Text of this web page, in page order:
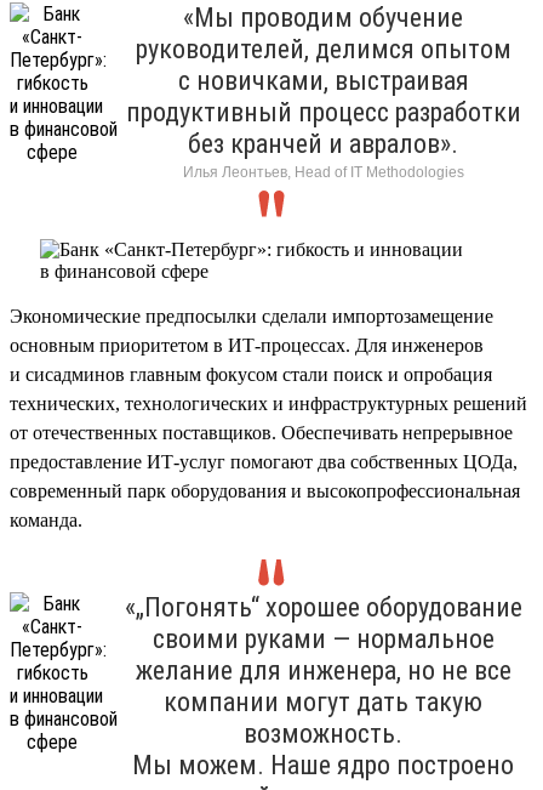
«Мы проводим обучение
руководителей, делимся опытом
с новичками, выстраивая
продуктивный процесс разработки
без кранчей и авралов».
Илья Леонтьев, Head of IT Methodologies
Экономические предпосылки сделали импортозамещение
основным приоритетом в ИТ-процессах. Для инженеров
и сисадминов главным фокусом стали поиск и опробация
технических, технологических и инфраструктурных решений
от отечественных поставщиков. Обеспечивать непрерывное
предоставление ИТ-услуг помогают два собственных ЦОДа,
современный парк оборудования и высокопрофессиональная
команда.
«„Погонять“ хорошее оборудование
своими руками — нормальное
желание для инженера, но не все
компании могут дать такую
возможность.
Мы можем. Наше ядро построено